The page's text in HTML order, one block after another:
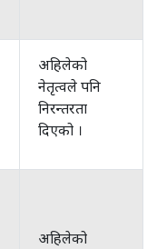
अहिलेको
नेतृत्वले पनि
निरन्तरता
दिएको ।
अहिलेको